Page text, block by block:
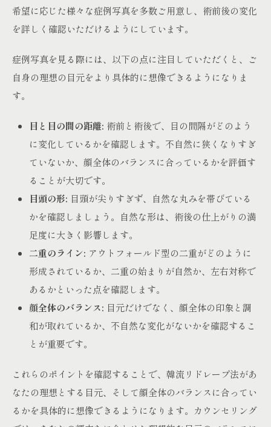
希望に応じた様々な症例写真を多数ご用意し、術前後の変化
を詳しく確認いただけるようにしています。
症例写真を見る際には、以下の点に注目していただくと、ご
自身の理想の目元をより具体的に想像できるようになりま
す。
目と目の間の距離: 術前と術後で、目の間隔がどのよう
に変化しているかを確認します。不自然に狭くなりすぎ
ていないか、顔全体のバランスに合っているかを評価す
ることが大切です。
目頭の形: 目頭が尖りすぎず、自然な丸みを帯びている
かを確認しましょう。自然な形は、術後の仕上がりの満
足度に大きく影響します。
二重のライン: アウトフォールド型の二重がどのように
形成されているか、二重の始まりが自然か、左右対称で
あるかといった点を確認します。
顔全体のバランス: 目元だけでなく、顔全体の印象と調
和が取れているか、不自然な変化がないかを確認するこ
とが重要です。
これらのポイントを確認することで、韓流リドレープ法があ
なたの理想とする目元、そして顔全体のバランスに合ってい
るかを具体的に想像できるようになります。カウンセリング